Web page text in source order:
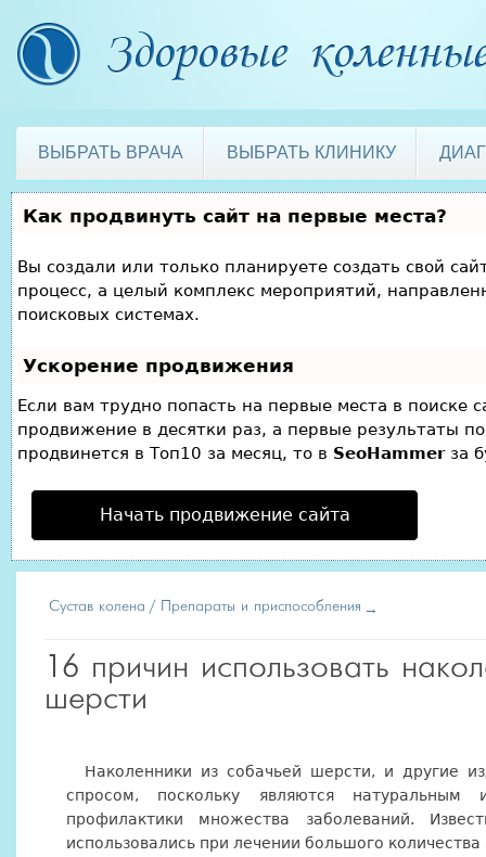
ВЫБРАТЬ ВРАЧА ВЫБРАТЬ КЛИНИКУ
Как продвинуть сайт на первые места?
Вы создали или только планируете создать свой
процесс, а целый комплекс мероприятий,
поисковых системах.
Ускорение продвижения
Если вам трудно попасть на первые места в поиске
продвижение в десятки раз, а первые результаты
продвинется в Топ10 за месяц, то в SeoHammerза
Начать продвижение сайта
Сустав колена Препараты и приспособления
16 причин использовать
шерсти
Наколенники из собачьей шерсти, и другие
спросом, поскольку являются
профилактики множества заболеваний.
использовались при лечении большого количества